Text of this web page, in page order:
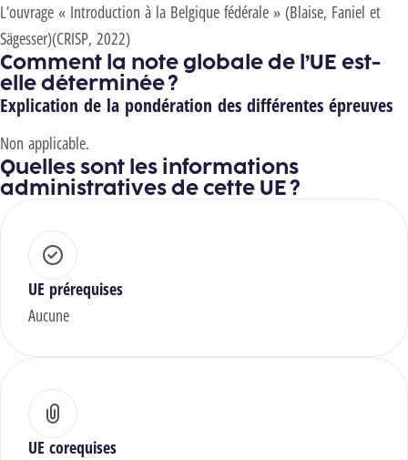
L’ouvrage « Introduction à la Belgique fédérale » (Blaise, Faniel et
Sägesser)(CRISP, 2022)
Comment la note globale de l’UE est-
elle déterminée ?
Explication de la pondération des différentes épreuves
Non applicable.
Quelles sont les informations
administratives de cette UE ?
UE prérequises
Aucune
UE corequises